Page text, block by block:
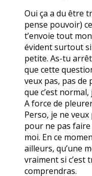
Oui ça a du être
pense pouvoir)
t’envoie tout
évident surtout
petite. As-tu
que cette
veux pas, pas de
que c’est
A force de
Perso, je ne
pour ne pas faire
moi. En ce
ailleurs, qu’une
vraiment si c’est
comprendras.